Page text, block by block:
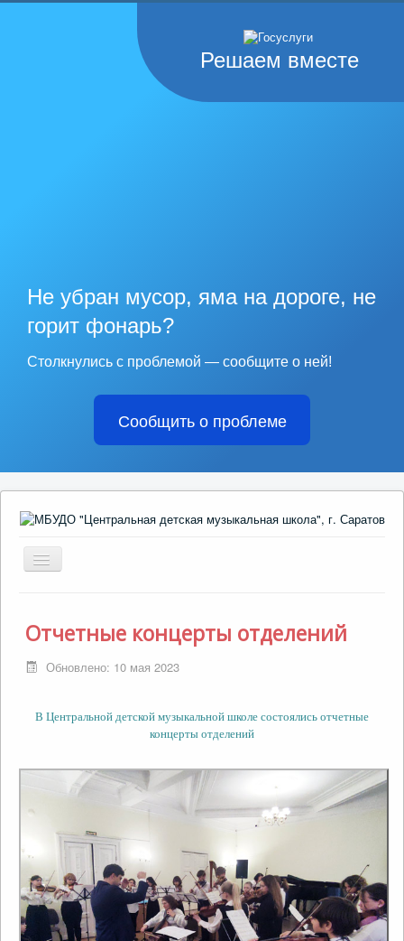
Решаем вместе
Не убран мусор, яма на дороге, не
горит фонарь?
Столкнулись с проблемой — сообщите о ней!
Сообщить о проблеме
Включить/
выключить
Жизнь школы
Домашнее задание
Поступающим
Контакты
Независимая оценка качества образования
Безопасность
Охрана труда
Информационные материалы и памятки
Отчетные концерты отделений
Обновлено: 10 мая 2023
В Центральной детской музыкальной школе состоялись отчетные
концерты отделений